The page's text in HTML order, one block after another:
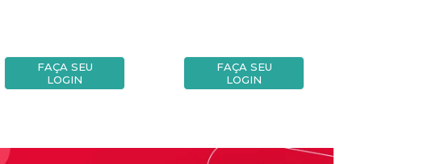
FAÇA SEU
LOGIN
FAÇA SEU
LOGIN